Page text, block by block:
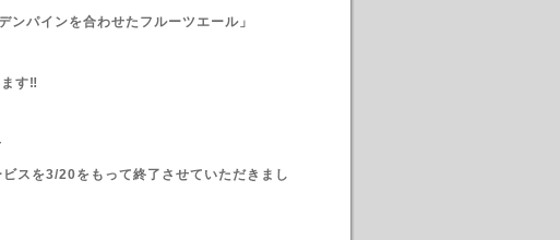
ンパインを合わせたフルーツエール」
す‼
スを3/20をもって終了させていただきまし